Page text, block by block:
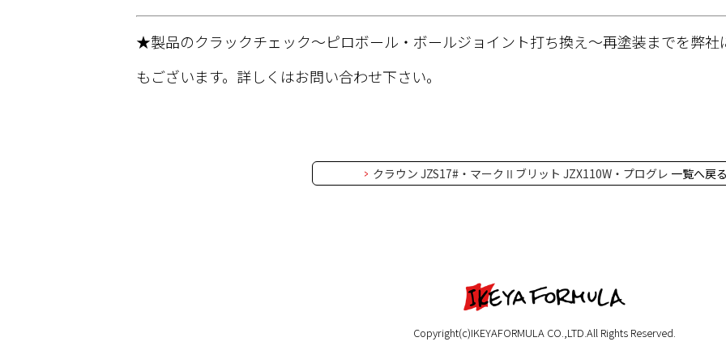
★製品のクラックチェック～ピロボール・ボールジョイント打ち換え～再塗装までを弊社
もございます。詳しくはお問い合わせ下さい。
クラウン JZS17#・マークⅡブリット JZX110W・プログレ 一覧へ戻る
Copyright(c)IKEYAFORMULA CO.,LTD.All Rights Reserved.